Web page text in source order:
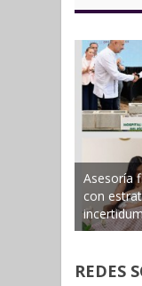
Asesoría
con
REDES